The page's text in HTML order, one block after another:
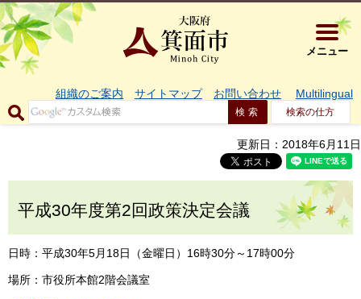
大阪府箕
メニュー
組織のご案内 サイトマップ お問い合わせ Multilingual
検索の仕方
更新日：2018年6月11日
平成30年度第2回政策決定会議
日時：平成30年5月18日（金曜日）16時30分～17時00分
場所：市役所本館2階会議室